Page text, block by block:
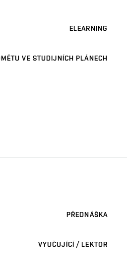
ELEARNING
VE STUDIJNÍCH PLÁNECH
PŘEDNÁŠKA
VYUČUJÍCÍ / LEKTOR